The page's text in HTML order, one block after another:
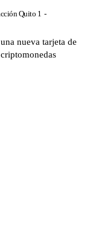
Quito 1 -
nueva tarjeta de